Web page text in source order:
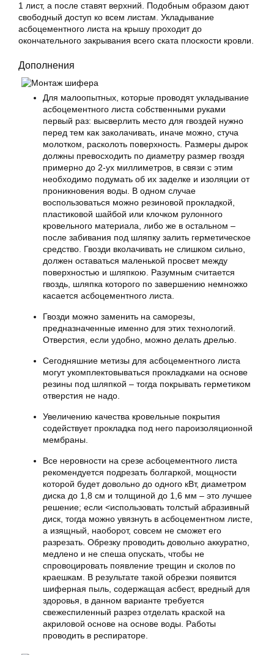
1 лист, а после ставят верхний. Подобным образом дают
свободный доступ ко всем листам. Укладывание
асбоцементного листа на крышу проходит до
окончательного закрывания всего ската плоскости кровли.
Дополнения
Для малоопытных, которые проводят укладывание
асбоцементного листа собственными руками
первый раз: высверлить место для гвоздей нужно
перед тем как заколачивать, иначе можно, стуча
молотком, расколоть поверхность. Размеры дырок
должны превосходить по диаметру размер гвоздя
примерно до 2-ух миллиметров, в связи с этим
необходимо подумать об их заделке и изоляции от
проникновения воды. В одном случае
воспользоваться можно резиновой прокладкой,
пластиковой шайбой или клочком рулонного
кровельного материала, либо же в остальном –
после забивания под шляпку залить герметическое
средство. Гвозди вколачивать не слишком сильно,
должен оставаться маленькой просвет между
поверхностью и шляпкою. Разумным считается
гвоздь, шляпка которого по завершению немножко
касается асбоцементного листа.
Гвозди можно заменить на саморезы,
предназначенные именно для этих технологий.
Отверстия, если удобно, можно делать дрелью.
Сегодняшние метизы для асбоцементного листа
могут укомплектовываться прокладками на основе
резины под шляпкой – тогда покрывать герметиком
отверстия не надо.
Увеличению качества кровельные покрытия
содействует прокладка под него пароизоляционной
мембраны.
Все неровности на срезе асбоцементного листа
рекомендуется подрезать болгаркой, мощности
которой будет довольно до одного кВт, диаметром
диска до 1,8 см и толщиной до 1,6 мм – это лучшее
решение; если <использовать толстый абразивный
диск, тогда можно увязнуть в асбоцементном листе,
а изящный, наоборот, совсем не сможет его
разрезать. Обрезку проводить довольно аккуратно,
медлено и не спеша опускать, чтобы не
спровоцировать появление трещин и сколов по
краешкам. В результате такой обрезки появится
шиферная пыль, содержащая асбест, вредный для
здоровья, в данном варианте требуется
свежеспиленный разрез отделать краской на
акриловой основе на основе воды. Работы
проводить в респираторе.